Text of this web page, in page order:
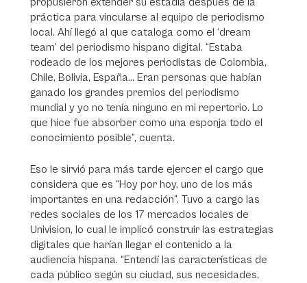
práctica para vincularse al equipo de periodismo
local. Ahí llegó al que cataloga como el ‘dream
team’ del periodismo hispano digital. “Estaba
rodeado de los mejores periodistas de Colombia,
Chile, Bolivia, España… Eran personas que habían
ganado los grandes premios del periodismo
mundial y yo no tenía ninguno en mi repertorio. Lo
que hice fue absorber como una esponja todo el
conocimiento posible”, cuenta.
Eso le sirvió para más tarde ejercer el cargo que
considera que es “Hoy por hoy, uno de los más
importantes en una redacción”. Tuvo a cargo las
redes sociales de los 17 mercados locales de
Univision, lo cual le implicó construir las estrategias
digitales que harían llegar el contenido a la
audiencia hispana. “Entendí las características de
cada público según su ciudad, sus necesidades,